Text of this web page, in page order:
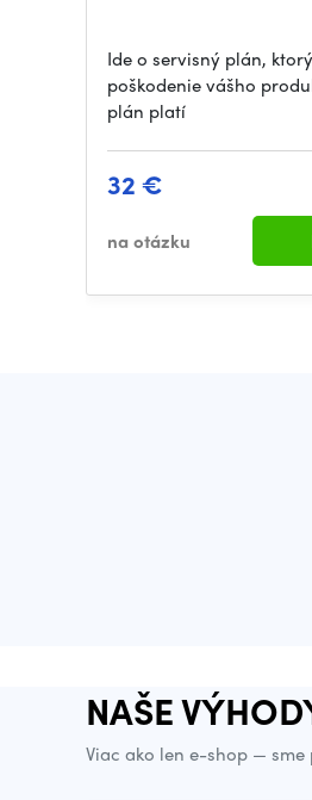
Ide o servisný plán,
poškodenie vášho
plán platí
32 €
na otázku
NAŠE
Viac ako len e-shop —